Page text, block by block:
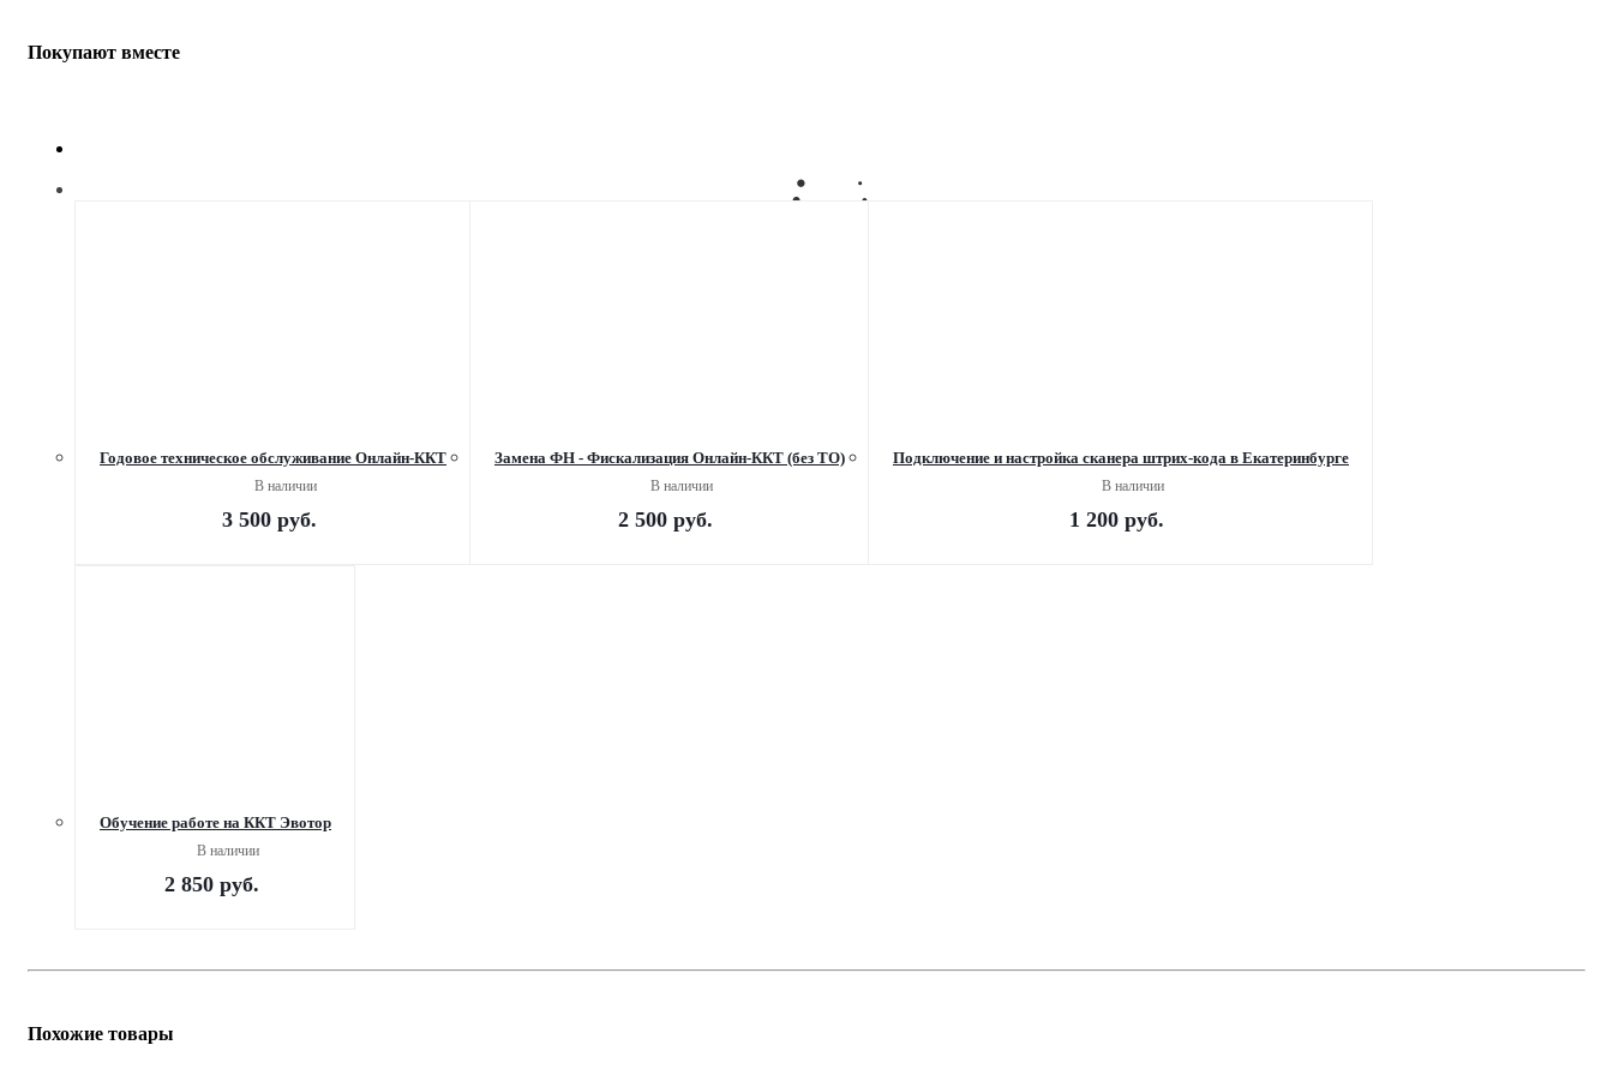
Покупают вместе
Годовое техническое обслуживание Онлайн-ККТ
В наличии
3 500руб.
Замена ФН - Фискализация Онлайн-ККТ (без ТО)
В наличии
2 500 руб.
Подключение и настройка сканера штрих-кода в Екатеринбурге
В наличии
1 200 руб.
Обучение работе на ККТ Эвотор
В наличии
2 850руб.
Похожие товары